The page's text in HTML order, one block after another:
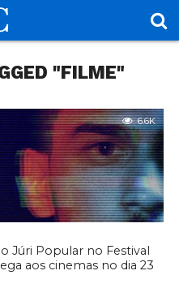
"FILME"
6.6K
Júri Popular no Festival
aos cinemas no dia 23